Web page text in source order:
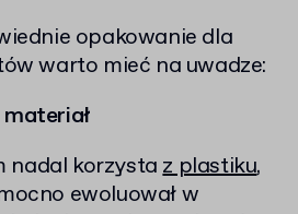
opakowanie dla
warto mieć na uwadze:
nadal korzystaz plastiku,
ewoluował w